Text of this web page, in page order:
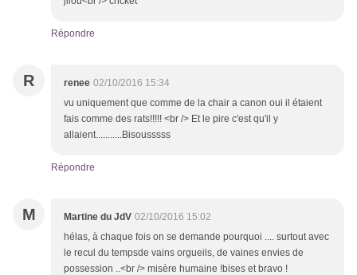
Répondre
R renee 02/10/2016 15:34
vu uniquement que comme de la chair a canon oui il étaient
fais comme des rats!!!!! <br /> Et le pire c'est qu'il y
allaient...........Bisousssss
Répondre
M Martine du JdV 02/10/2016 15:02
hélas, à chaque fois on se demande pourquoi .... surtout avec
le recul du tempsde vains orgueils, de vaines envies de
possession ..<br /> misère humaine !bises et bravo !